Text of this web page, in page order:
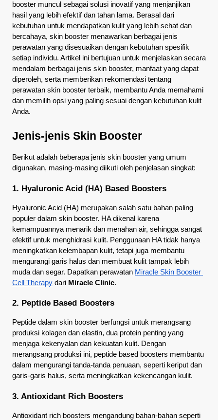
booster muncul sebagai solusi inovatif yang menjanjikan
hasil yang lebih efektif dan tahan lama. Berasal dari
kebutuhan untuk mendapatkan kulit yang lebih sehat dan
bercahaya, skin booster menawarkan berbagai jenis
perawatan yang disesuaikan dengan kebutuhan spesifik
setiap individu. Artikel ini bertujuan untuk menjelaskan secara
mendalam berbagai jenis skin booster, manfaat yang dapat
diperoleh, serta memberikan rekomendasi tentang
perawatan skin booster terbaik, membantu Anda memahami
dan memilih opsi yang paling sesuai dengan kebutuhan kulit
Anda.
Jenis-jenis Skin Booster
Berikut adalah beberapa jenis skin booster yang umum
digunakan, masing-masing diikuti oleh penjelasan singkat:
1. Hyaluronic Acid (HA) Based Boosters
Hyaluronic Acid (HA) merupakan salah satu bahan paling
populer dalam skin booster. HA dikenal karena
kemampuannya menarik dan menahan air, sehingga sangat
efektif untuk menghidrasi kulit. Penggunaan HA tidak hanya
meningkatkan kelembapan kulit, tetapi juga membantu
mengurangi garis halus dan membuat kulit tampak lebih
muda dan segar. Dapatkan perawatan Miracle Skin Booster
Cell Therapy dari Miracle Clinic.
2. Peptide Based Boosters
Peptide dalam skin booster berfungsi untuk merangsang
produksi kolagen dan elastin, dua protein penting yang
menjaga kekenyalan dan kekuatan kulit. Dengan
merangsang produksi ini, peptide based boosters membantu
dalam mengurangi tanda-tanda penuaan, seperti keriput dan
garis-garis halus, serta meningkatkan kekencangan kulit.
3. Antioxidant Rich Boosters
Antioxidant rich boosters mengandung bahan-bahan seperti